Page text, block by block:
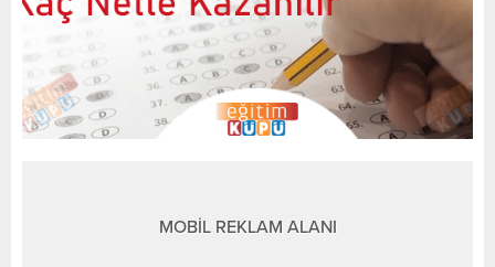
MOBİL REKLAM ALANI